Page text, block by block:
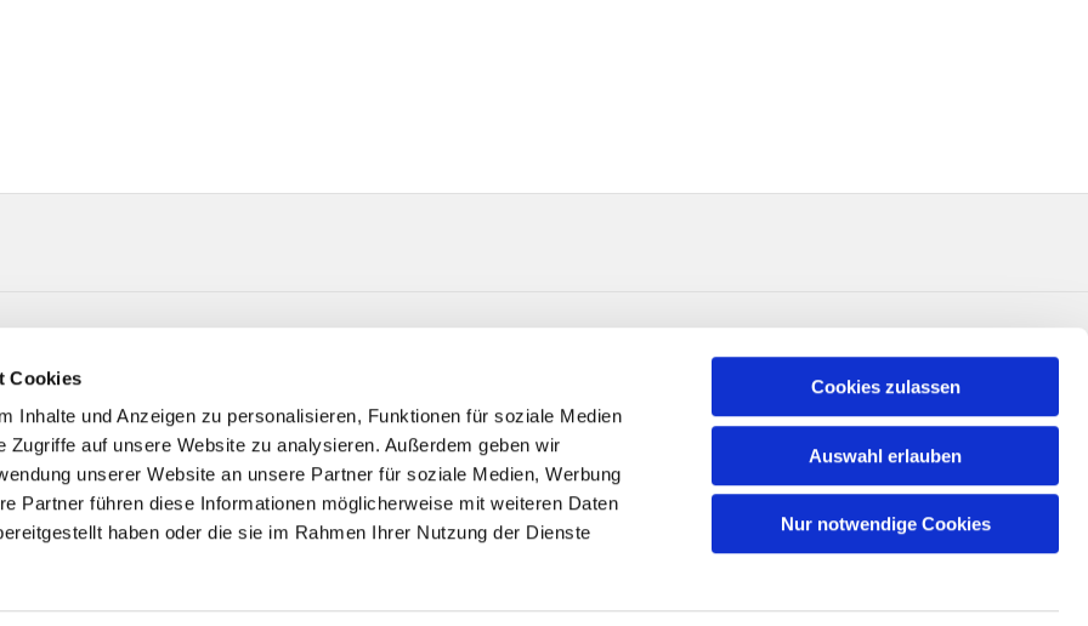
Cookies
Inhalte und Anzeigen zu personalisieren, Funktionen für soziale Medien
Zugriffe auf unsere Website zu analysieren. Außerdem geben wir
unserer Website an unsere Partner für soziale Medien, Werbung
Partner führen diese Informationen möglicherweise mit weiteren Daten
haben oder die sie im Rahmen Ihrer Nutzung der Dienste
Cookies zulassen
Auswahl erlauben
Nur notwendige Cookies